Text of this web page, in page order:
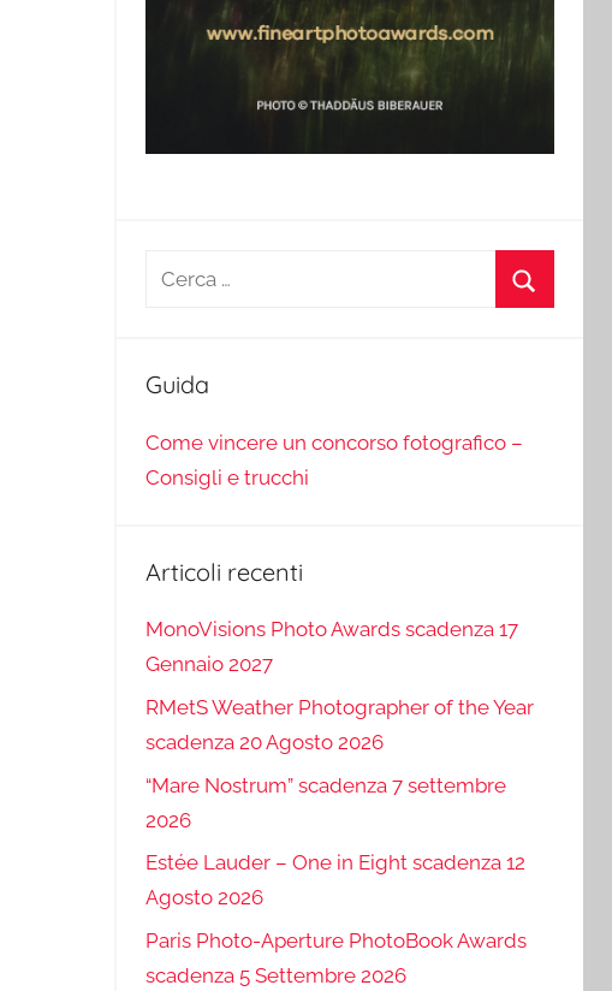
Ricerca
Guida
Come vincere un concorso fotografico –
Consigli e trucchi
Articoli recenti
MonoVisions Photo Awards scadenza 17
Gennaio 2027
RMetS Weather Photographer of the Year
scadenza 20 Agosto 2026
“Mare Nostrum” scadenza 7 settembre
2026
Estée Lauder – One in Eight scadenza 12
Agosto 2026
Paris Photo-Aperture PhotoBook Awards
scadenza 5 Settembre 2026